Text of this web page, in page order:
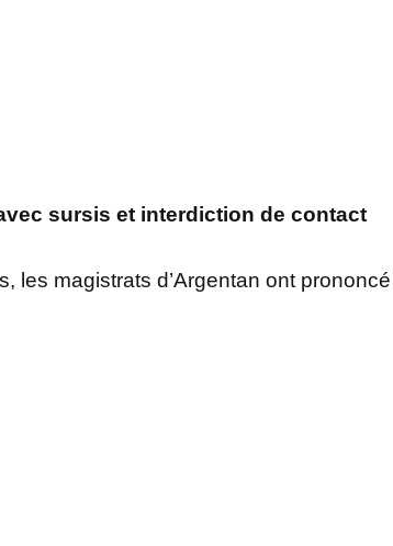
sursis et interdiction de contact
les magistrats d’Argentan ont